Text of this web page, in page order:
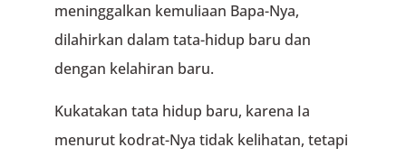
meninggalkan kemuliaan Bapa-Nya,
dilahirkan dalam tata-hidup baru dan
dengan kelahiran baru.
Kukatakan tata hidup baru, karena Ia
menurut kodrat-Nya tidak kelihatan, tetapi